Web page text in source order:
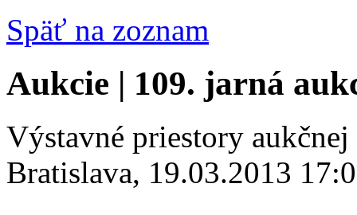
Späť na zoznam
Aukcie | 109. jarná
Výstavné priestory
Bratislava, 19.03.2013